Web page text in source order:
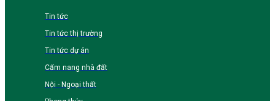
Tin tức
Tin tức thị trường
Tin tức dự án
Cẩm nang nhà đất
Nội - Ngoại thất